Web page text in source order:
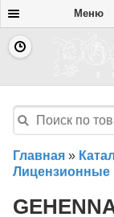
Меню
Главная »
Лицензионные